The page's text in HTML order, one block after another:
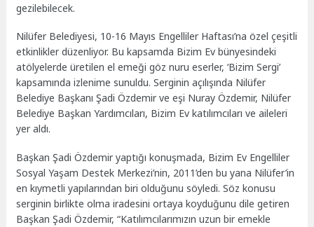
gezilebilecek.
Nilüfer Belediyesi, 10-16 Mayıs Engelliler Haftası’na özel çeşitli
etkinlikler düzenliyor. Bu kapsamda Bizim Ev bünyesindeki
atölyelerde üretilen el emeği göz nuru eserler, ‘Bizim Sergi’
kapsamında izlenime sunuldu. Serginin açılışında Nilüfer
Belediye Başkanı Şadi Özdemir ve eşi Nuray Özdemir, Nilüfer
Belediye Başkan Yardımcıları, Bizim Ev katılımcıları ve aileleri
yer aldı.
Başkan Şadi Özdemir yaptığı konuşmada, Bizim Ev Engelliler
Sosyal Yaşam Destek Merkezi’nin, 2011’den bu yana Nilüfer’in
en kıymetli yapılarından biri olduğunu söyledi. Söz konusu
serginin birlikte olma iradesini ortaya koyduğunu dile getiren
Başkan Şadi Özdemir, “Katılımcılarımızın uzun bir emekle